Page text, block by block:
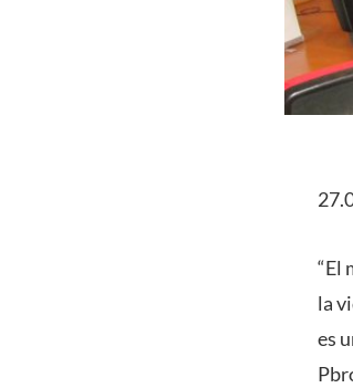
“El
la
es